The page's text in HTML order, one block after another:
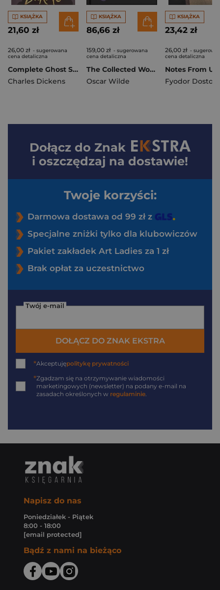
KSIĄŻKA
21,60 zł
26,00 zł - sugerowana
cena detaliczna
Complete Ghost Stories. Wordsworth Classics wer. angielska
Charles Dickens
KSIĄŻKA
86,66 zł
159,00 zł - sugerowana
cena detaliczna
The Collected Works of Oscar Wilde. Wordsworth Library Collection wer. angielska
Oscar Wilde
KSIĄŻKA
23,42 zł
26,00 zł -
cena detaliczna
Fyodor
Dołącz do Znak
i oszczędzaj na dostawie!
Twoje korzyści:
Darmowa dostawa od 99 zł z
Specjalne zniżki tylko dla klubowiczów
Pakiet zakładek Art Ladies za 1 zł
Brak opłat za uczestnictwo
Twój e-mail
DOŁĄCZ DO ZNAK EKSTRA
*Akceptujępolitykę prywatności
*Zgadzam się na otrzymywanie wiadomości
marketingowych (newsletter) na podany e-mail na
zasadach określonych w regulaminie
Napisz do nas
Poniedziałek - Piątek
8:00 - 18:00
[email protected]
Bądź z nami na bieżąco